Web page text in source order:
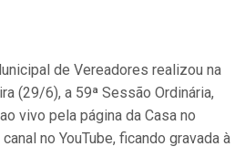
de Vereadores realizou na
(29/6), a 59ª Sessão Ordinária,
vivo pela página da Casa no
no YouTube, ficando gravada à